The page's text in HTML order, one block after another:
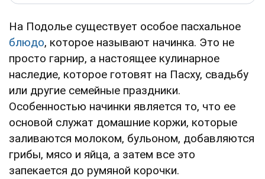
На Подолье существует особое пасхальное
блюдо, которое называют начинка. Это не
просто гарнир, а настоящее кулинарное
наследие, которое готовят на Пасху, свадьбу
или другие семейные праздники.
Особенностью начинки является то, что ее
основой служат домашние коржи, которые
заливаются молоком, бульоном, добавляются
грибы, мясо и яйца, а затем все это
запекается до румяной корочки.